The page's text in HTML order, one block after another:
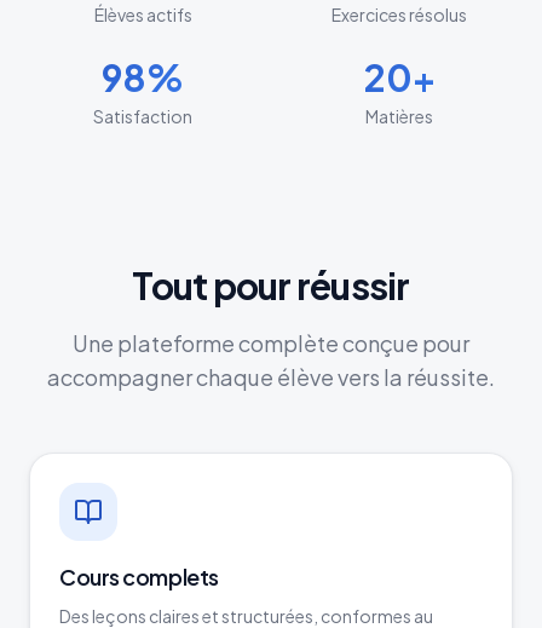
Élèves actifs Exercices résolus
98%
Satisfaction
20+
Matières
Tout pour réussir
Une plateforme complète conçue pour
accompagner chaque élève vers la réussite.
Cours complets
Des leçons claires et structurées, conformes au